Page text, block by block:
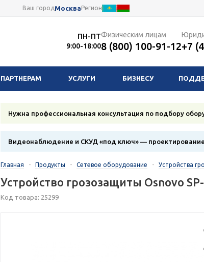
Ваш городМоскваРегион
ПН-ПТ
9:00-18:00
Физическим лицам
8 (800) 100-91-12+7
ПАРТНЕРАМ УСЛУГИ БИЗНЕСУ
Нужна профессиональная консультация по подбору
Видеонаблюдение и СКУД «под ключ» —
Главная - Продукты - Сетевое оборудование - Устройства
Устройство грозозащиты Osnovo
Код товара: 25299